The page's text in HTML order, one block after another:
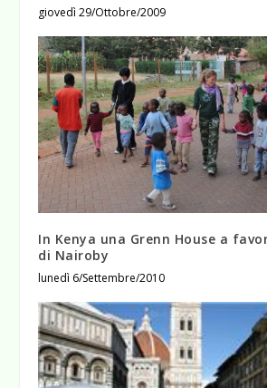
giovedì 29/Ottobre/2009
In Kenya una Grenn House a
di Nairoby
lunedì 6/Settembre/2010